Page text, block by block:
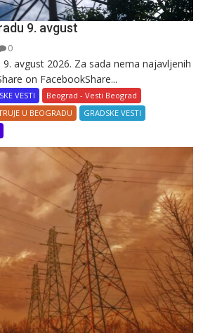
9. avgust
0
avgust 2026. Za sada nema najavljenih
on FacebookShare...
VESTI
Beograd - Vesti Beograd
U BEOGRADU
GRADSKE VESTI